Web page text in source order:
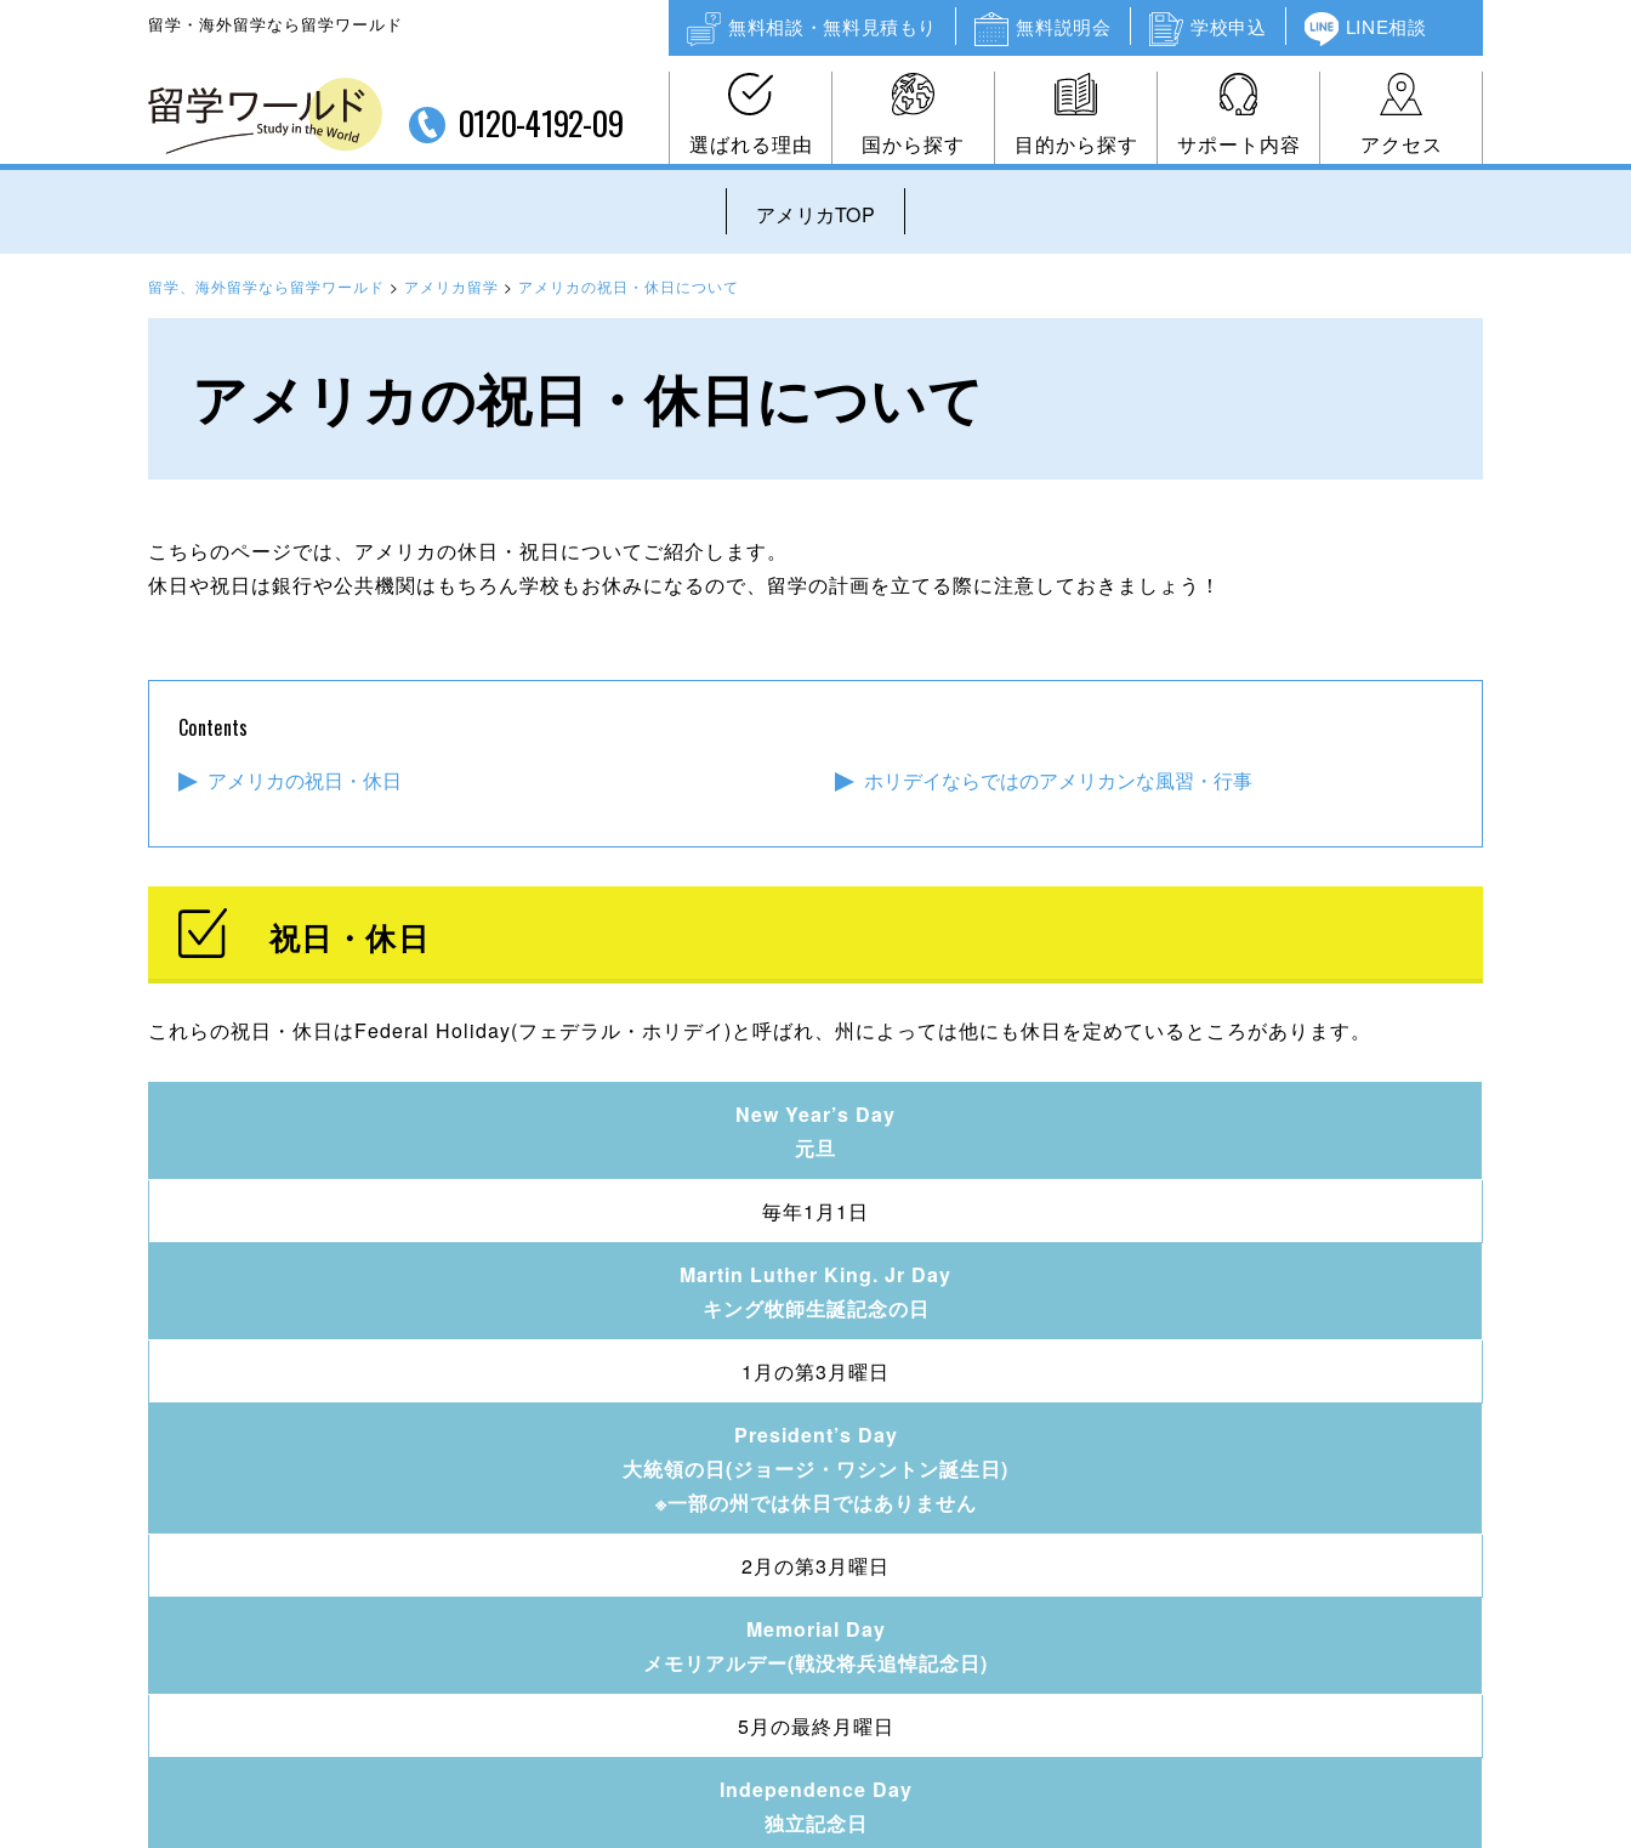
留学・海外留学なら留学ワールド 無料相談・無料見積もり 無料説明会 学校申込 LINE相談
0120-4192-09 選ばれる理由 国から探す 目的から探す サポート内容 アクセス
アメリカTOP
留学、海外留学なら留学ワールド > アメリカ留学 > アメリカの祝日・休日について
アメリカの祝日・休日について
こちらのページでは、アメリカの休日・祝日についてご紹介します。
休日や祝日は銀行や公共機関はもちろん学校もお休みになるので、留学の計画を立てる際に注意しておきましょう！
Contents
アメリカの祝日・休日 ホリデイならではのアメリカンな風習・行事
祝日・休日
これらの祝日・休日はFederal Holiday(フェデラル・ホリデイ)と呼ばれ、州によっては他にも休日を定めているところがあります。
New Year’s Day
元旦
毎年1月1日
Martin Luther King. Jr Day
キング牧師生誕記念の日
1月の第3月曜日
President’s Day
大統領の日(ジョージ・ワシントン誕生日)
※一部の州では休日ではありません
2月の第3月曜日
Memorial Day
メモリアルデー(戦没将兵追悼記念日)
5月の最終月曜日
Independence Day
独立記念日